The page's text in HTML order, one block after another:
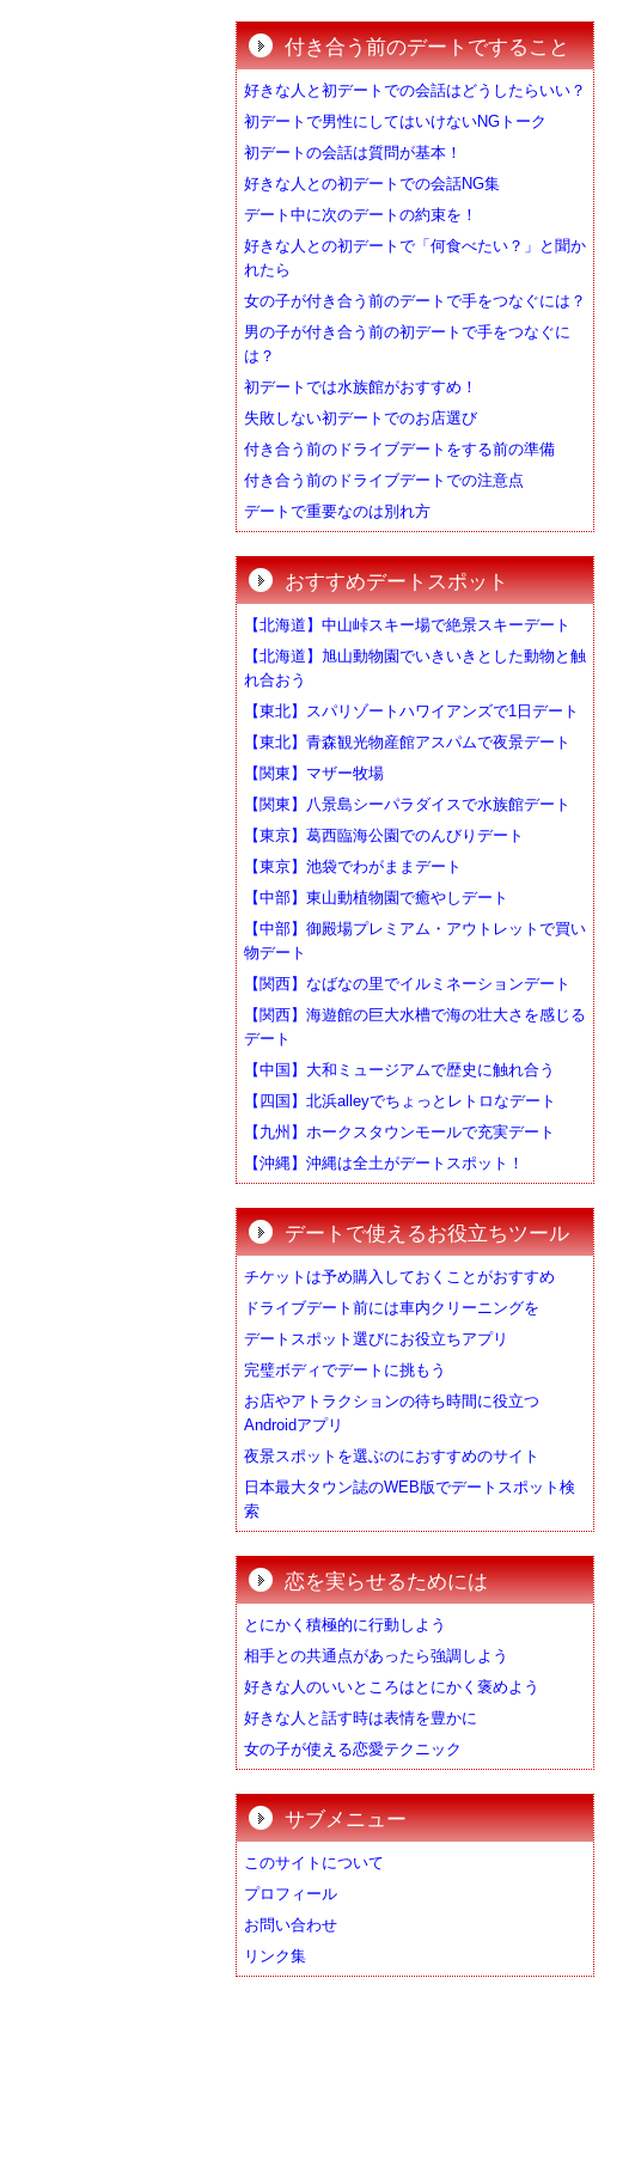
付き合う前のデートですること
好きな人と初デートでの会話はどうしたらいい？
初デートで男性にしてはいけないNGトーク
初デートの会話は質問が基本！
好きな人との初デートでの会話NG集
デート中に次のデートの約束を！
好きな人との初デートで「何食べたい？」と聞か
れたら
女の子が付き合う前のデートで手をつなぐには？
男の子が付き合う前の初デートで手をつなぐに
は？
初デートでは水族館がおすすめ！
失敗しない初デートでのお店選び
付き合う前のドライブデートをする前の準備
付き合う前のドライブデートでの注意点
デートで重要なのは別れ方
おすすめデートスポット
【北海道】中山峠スキー場で絶景スキーデート
【北海道】旭山動物園でいきいきとした動物と触
れ合おう
【東北】スパリゾートハワイアンズで1日デート
【東北】青森観光物産館アスパムで夜景デート
【関東】マザー牧場
【関東】八景島シーパラダイスで水族館デート
【東京】葛西臨海公園でのんびりデート
【東京】池袋でわがままデート
【中部】東山動植物園で癒やしデート
【中部】御殿場プレミアム・アウトレットで買い
物デート
【関西】なばなの里でイルミネーションデート
【関西】海遊館の巨大水槽で海の壮大さを感じる
デート
【中国】大和ミュージアムで歴史に触れ合う
【四国】北浜alleyでちょっとレトロなデート
【九州】ホークスタウンモールで充実デート
【沖縄】沖縄は全土がデートスポット！
デートで使えるお役立ちツール
チケットは予め購入しておくことがおすすめ
ドライブデート前には車内クリーニングを
デートスポット選びにお役立ちアプリ
完璧ボディでデートに挑もう
お店やアトラクションの待ち時間に役立つ
Androidアプリ
夜景スポットを選ぶのにおすすめのサイト
日本最大タウン誌のWEB版でデートスポット検
索
恋を実らせるためには
とにかく積極的に行動しよう
相手との共通点があったら強調しよう
好きな人のいいところはとにかく褒めよう
好きな人と話す時は表情を豊かに
女の子が使える恋愛テクニック
サブメニュー
このサイトについて
プロフィール
お問い合わせ
リンク集